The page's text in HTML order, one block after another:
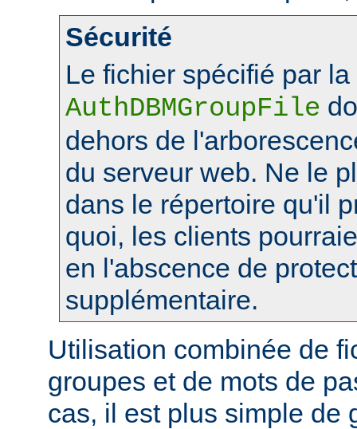
Sécurité
Le fichier spécifié par
AuthDBMGroupFile
dehors de
du serveur web. Ne le
dans le répertoire qu'il
quoi, les clients
en l'abscence de
supplémentaire.
Utilisation combinée de
groupes et de mots de
cas, il est plus simple de